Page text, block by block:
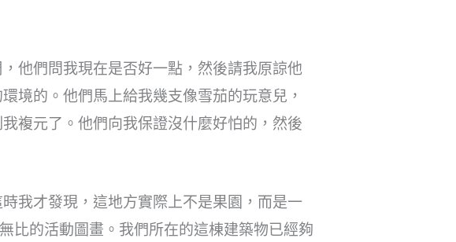
他們問我現在是否好一點，然後請我原諒他
境的。他們馬上給我幾支像雪茄的玩意兒，
複元了。他們向我保證沒什麼好怕的，然後
我才發現，這地方實際上不是果園，而是一
比的活動圖畫。我們所在的這棟建築物已經夠